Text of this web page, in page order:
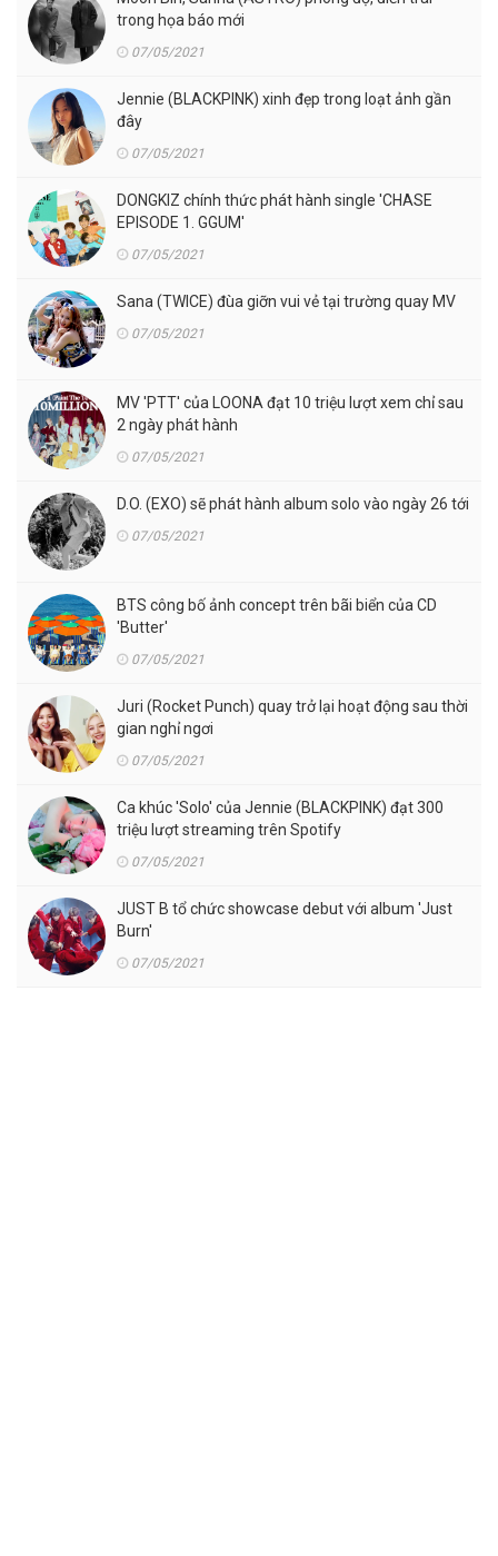
trong họa báo mới
07/05/2021
Jennie (BLACKPINK) xinh đẹp trong loạt ảnh gần
đây
07/05/2021
DONGKIZ chính thức phát hành single 'CHASE
EPISODE 1. GGUM'
07/05/2021
Sana (TWICE) đùa giỡn vui vẻ tại trường quay MV
07/05/2021
MV 'PTT' của LOONA đạt 10 triệu lượt xem chỉ sau
2 ngày phát hành
07/05/2021
D.O. (EXO) sẽ phát hành album solo vào ngày 26 tới
07/05/2021
BTS công bố ảnh concept trên bãi biển của CD
'Butter'
07/05/2021
Juri (Rocket Punch) quay trở lại hoạt động sau thời
gian nghỉ ngơi
07/05/2021
Ca khúc 'Solo' của Jennie (BLACKPINK) đạt 300
triệu lượt streaming trên Spotify
07/05/2021
JUST B tổ chức showcase debut với album 'Just
Burn'
07/05/2021